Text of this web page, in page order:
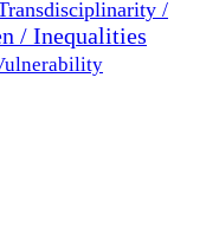
/
/ Inequalities